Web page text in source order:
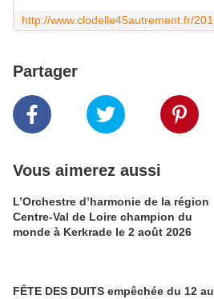
Partager
Vous aimerez aussi
L’Orchestre d’harmonie de la région
Centre-Val de Loire champion du
monde à Kerkrade le 2 août 2026
FÊTE DES DUITS empêchée du 12 au